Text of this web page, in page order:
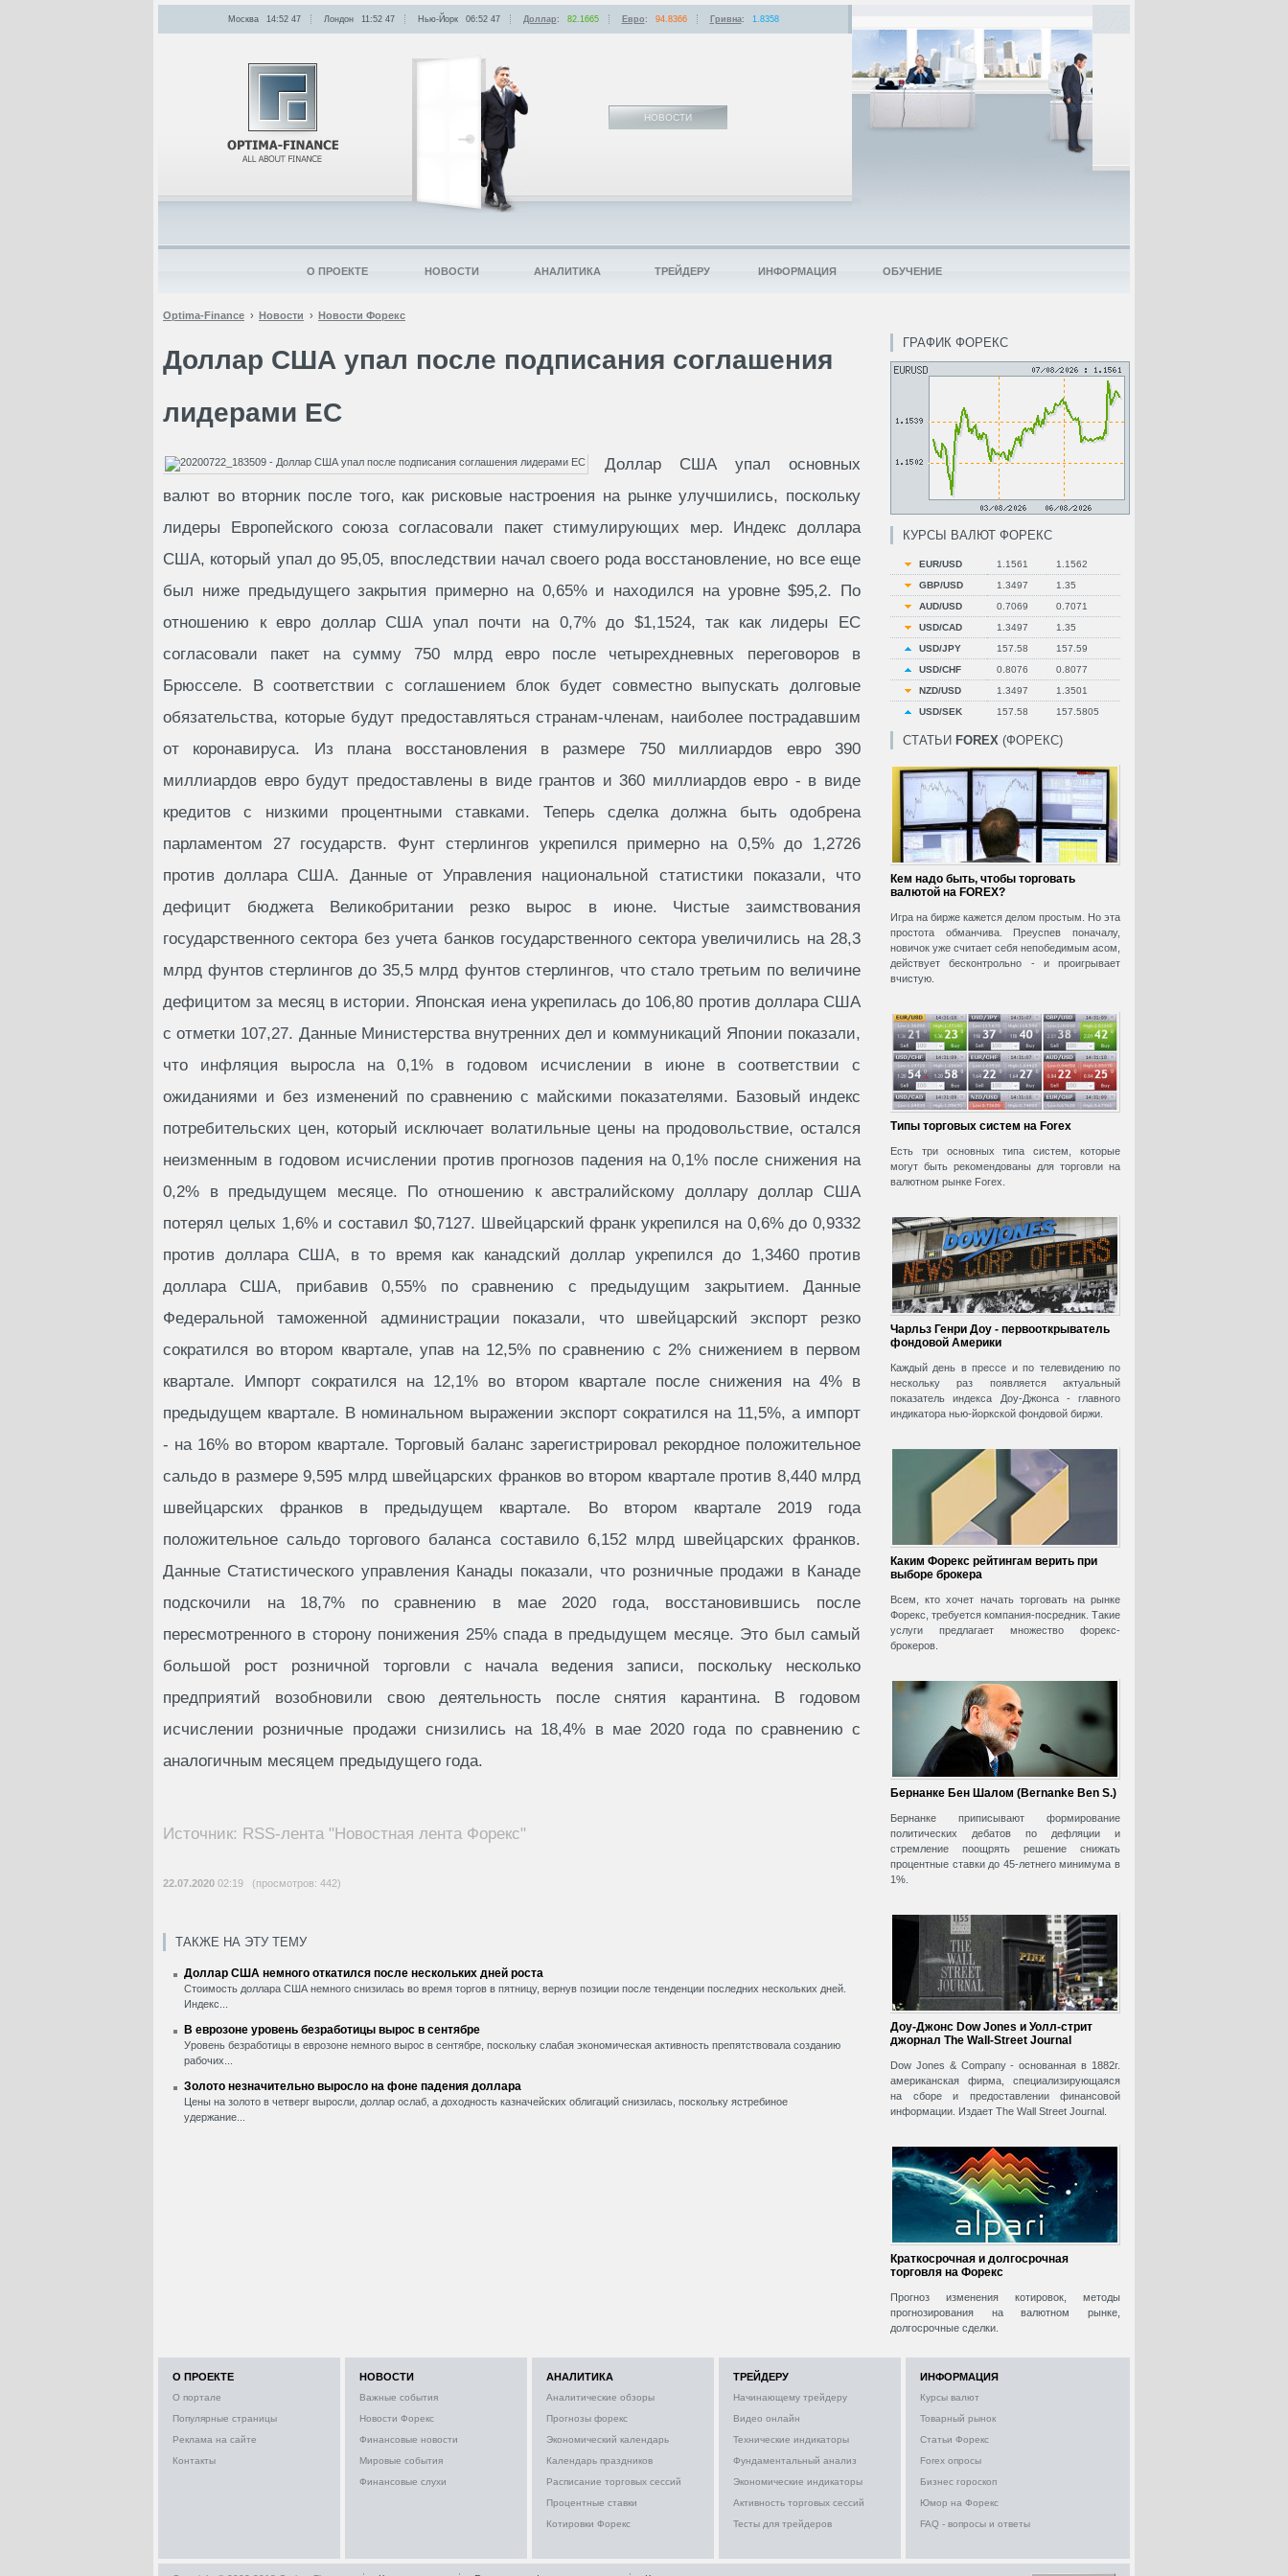
Optima-Finance Новости Новости Форекс
Доллар США упал после подписания соглашения
лидерами ЕС
Доллар США упал основных
валют во вторник после того, как рисковые настроения на рынке улучшились, поскольку
лидеры Европейского союза согласовали пакет стимулирующих мер. Индекс доллара
США, который упал до 95,05, впоследствии начал своего рода восстановление, но все еще
был ниже предыдущего закрытия примерно на 0,65% и находился на уровне $95,2. По
отношению к евро доллар США упал почти на 0,7% до $1,1524, так как лидеры ЕС
согласовали пакет на сумму 750 млрд евро после четырехдневных переговоров в
Брюсселе. В соответствии с соглашением блок будет совместно выпускать долговые
обязательства, которые будут предоставляться странам-членам, наиболее пострадавшим
от коронавируса. Из плана восстановления в размере 750 миллиардов евро 390
миллиардов евро будут предоставлены в виде грантов и 360 миллиардов евро - в виде
кредитов с низкими процентными ставками. Теперь сделка должна быть одобрена
парламентом 27 государств. Фунт стерлингов укрепился примерно на 0,5% до 1,2726
против доллара США. Данные от Управления национальной статистики показали, что
дефицит бюджета Великобритании резко вырос в июне. Чистые заимствования
государственного сектора без учета банков государственного сектора увеличились на 28,3
млрд фунтов стерлингов до 35,5 млрд фунтов стерлингов, что стало третьим по величине
дефицитом за месяц в истории. Японская иена укрепилась до 106,80 против доллара США
с отметки 107,27. Данные Министерства внутренних дел и коммуникаций Японии показали,
что инфляция выросла на 0,1% в годовом исчислении в июне в соответствии с
ожиданиями и без изменений по сравнению с майскими показателями. Базовый индекс
потребительских цен, который исключает волатильные цены на продовольствие, остался
неизменным в годовом исчислении против прогнозов падения на 0,1% после снижения на
0,2% в предыдущем месяце. По отношению к австралийскому доллару доллар США
потерял целых 1,6% и составил $0,7127. Швейцарский франк укрепился на 0,6% до 0,9332
против доллара США, в то время как канадский доллар укрепился до 1,3460 против
доллара США, прибавив 0,55% по сравнению с предыдущим закрытием. Данные
Федеральной таможенной администрации показали, что швейцарский экспорт резко
сократился во втором квартале, упав на 12,5% по сравнению с 2% снижением в первом
квартале. Импорт сократился на 12,1% во втором квартале после снижения на 4% в
предыдущем квартале. В номинальном выражении экспорт сократился на 11,5%, а импорт
- на 16% во втором квартале. Торговый баланс зарегистрировал рекордное положительное
сальдо в размере 9,595 млрд швейцарских франков во втором квартале против 8,440 млрд
швейцарских франков в предыдущем квартале. Во втором квартале 2019 года
положительное сальдо торгового баланса составило 6,152 млрд швейцарских франков.
Данные Статистического управления Канады показали, что розничные продажи в Канаде
подскочили на 18,7% по сравнению в мае 2020 года, восстановившись после
пересмотренного в сторону понижения 25% спада в предыдущем месяце. Это был самый
большой рост розничной торговли с начала ведения записи, поскольку несколько
предприятий возобновили свою деятельность после снятия карантина. В годовом
исчислении розничные продажи снизились на 18,4% в мае 2020 года по сравнению с
аналогичным месяцем предыдущего года.
Источник: RSS-лента "Новостная лента Форекс"
22.07.2020 02:19 (просмотров: 442)
ТАКЖЕ НА ЭТУ ТЕМУ
Доллар США немного откатился после нескольких дней роста
Стоимость доллара США немного снизилась во время торгов в пятницу, вернув позиции после тенденции последних нескольких дней.
Индекс...
В еврозоне уровень безработицы вырос в сентябре
Уровень безработицы в еврозоне немного вырос в сентябре, поскольку слабая экономическая активность препятствовала созданию
рабочих...
Золото незначительно выросло на фоне падения доллара
Цены на золото в четверг выросли, доллар ослаб, а доходность казначейских облигаций снизилась, поскольку ястребиное
удержание...
ГРАФИК ФОРЕКС
КУРСЫ ВАЛЮТ ФОРЕКС
EUR/USD 1.1561
1.1562
GBP/USD
1.3497
1.35
AUD/USD
0.7069
0.7071
USD/CAD
1.3497
1.35
USD/JPY
157.58
157.59
USD/CHF
0.8076
0.8077
NZD/USD
1.3497
1.3501
USD/SEK
157.58 157.5805
СТАТЬИ FOREX (ФОРЕКС)
Кем надо быть, чтобы торговать
валютой на FOREX?
Игра на бирже кажется делом простым. Но эта
простота обманчива. Преуспев поначалу,
новичок уже считает себя непобедимым асом,
действует бесконтрольно - и проигрывает
вчистую.
Типы торговых систем на Forex
Есть три основных типа систем, которые
могут быть рекомендованы для торговли на
валютном рынке Forex.
Чарльз Генри Доу - первооткрыватель
фондовой Америки
Каждый день в прессе и по телевидению по
нескольку раз появляется актуальный
показатель индекса Доу-Джонса - главного
индикатора нью-йоркской фондовой биржи.
Каким Форекс рейтингам верить при
выборе брокера
Всем, кто хочет начать торговать на рынке
Форекс, требуется компания-посредник. Такие
услуги предлагает множество форекс-
брокеров.
Бернанке Бен Шалом (Bernanke Ben S.)
Бернанке приписывают формирование
политических дебатов по дефляции и
стремление поощрять решение снижать
процентные ставки до 45-летнего минимума в
1%.
Доу-Джонс Dow Jones и Уолл-стрит
джорнал The Wall-Street Journal
Dow Jones & Company - основанная в 1882г.
американская фирма, специализирующаяся
на сборе и предоставлении финансовой
информации. Издает The Wall Street Journal.
Краткосрочная и долгосрочная
торговля на Форекс
Прогноз изменения котировок, методы
прогнозирования на валютном рынке,
долгосрочные сделки.
НОВОСТИ
Москва 14:52: 47 Лондон 11:52: 47 Нью-Йорк 06:52: 47 Доллар: 82.1665 Евро: 94.8366 Гривна: 1.8358
О ПРОЕКТЕ НОВОСТИ АНАЛИТИКА ТРЕЙДЕРУ ИНФОРМАЦИЯ ОБУЧЕНИЕ
О ПРОЕКТЕ
О портале
Популярные страницы
Реклама на сайте
Контакты
НОВОСТИ
Важные события
Новости Форекс
Финансовые новости
Мировые события
Финансовые слухи
АНАЛИТИКА
Аналитические обзоры
Прогнозы форекс
Экономический календарь
Календарь праздников
Расписание торговых сессий
Процентные ставки
Котировки Форекс
ТРЕЙДЕРУ
Начинающему трейдеру
Видео онлайн
Технические индикаторы
Фундаментальный анализ
Экономические индикаторы
Активность торговых сессий
Тесты для трейдеров
ИНФОРМАЦИЯ
Курсы валют
Товарный рынок
Статьи Форекс
Forex опросы
Бизнес гороскоп
Юмор на Форекс
FAQ - вопросы и ответы